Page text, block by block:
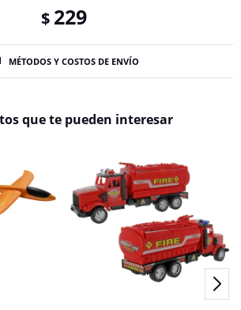
$ 229
MÉTODOS Y COSTOS DE ENVÍO
que te pueden interesar